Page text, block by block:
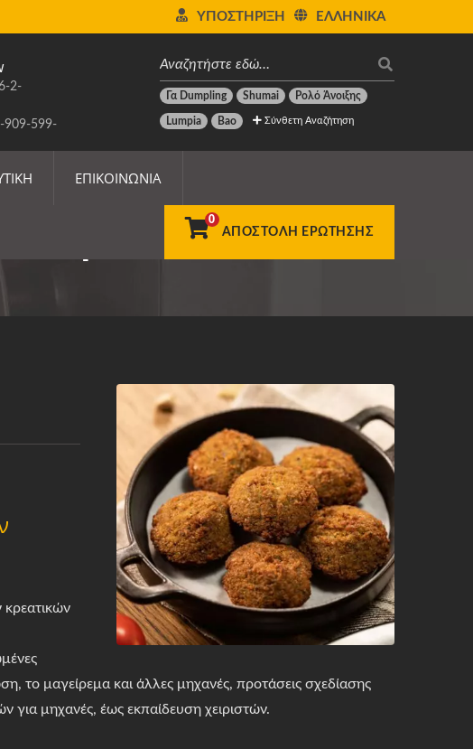
ΕΛΛΗΝΙΚΆ
ΥΠΟΣΤΉΡΙΞΗ
Γα Dumpling Shumai Ρολό Άνοιξης
Lumpia Bao Σύνθετη Αναζήτηση
2-
909-599-
ΕΠΙΚΟΙΝΩΝΊΑ
0
ΑΠΟΣΤΟΛΉ ΕΡΏΤΗΣΗΣ
Κρέατος
το μαγείρεμα και άλλες μηχανές, προτάσεις σχεδίασης
μηχανές, έως εκπαίδευση χειριστών.